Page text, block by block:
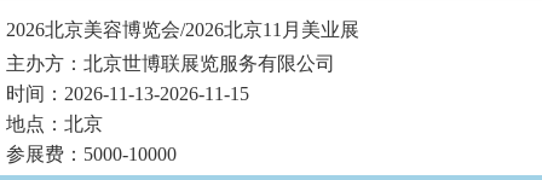
2026北京美容博览会/2026北京11月美业展
主办方：北京世博联展览服务有限公司
时间：2026-11-13-2026-11-15
地点：北京
参展费：5000-10000